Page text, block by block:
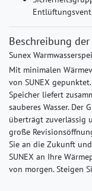
Beschreibung
Sunex
Mit minimalen
von SUNEX
Speicher liefert
sauberes Wasser. Der
überträgt zuverlässig
große
Sie an die Zukunft
SUNEX an Ihre
von morgen. Steigen